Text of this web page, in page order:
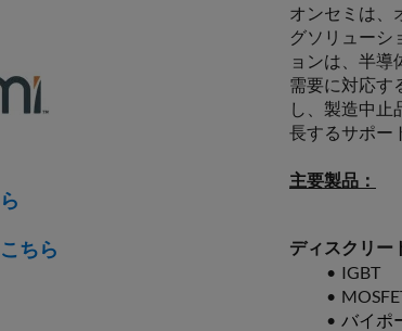
ちら
オンセミは、
グソリューシ
ョンは、半
需要に対応す
し、製造中止
長するサポー
主要製品：
ディスクリー
IGBT
バイポ